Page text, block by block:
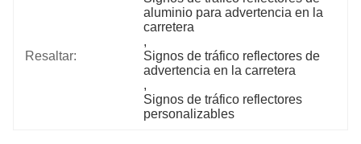
Resaltar:
aluminio para advertencia en la
carretera
,
Signos de tráfico reflectores de
advertencia en la carretera
,
Signos de tráfico reflectores
personalizables